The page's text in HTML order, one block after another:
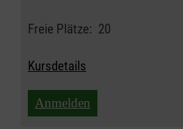
Freie Plätze: 20
Kursdetails
Anmelden